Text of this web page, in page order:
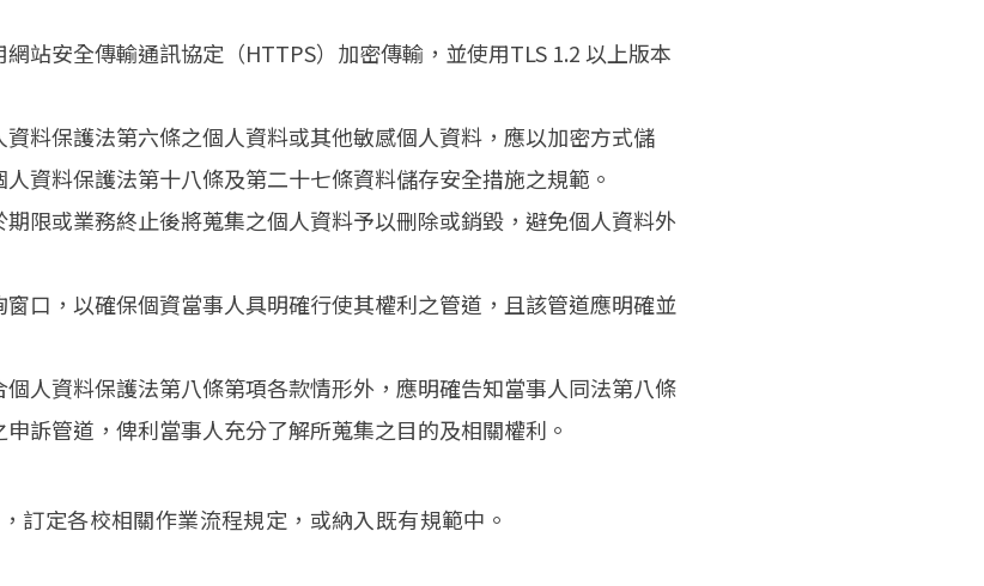
站安全傳輸通訊協定（HTTPS）加密傳輸，並使用TLS 1.2 以上版本
料保護法第六條之個人資料或其他敏感個人資料，應以加密方式儲
資料保護法第十八條及第二十七條資料儲存安全措施之規範。
限或業務終止後將蒐集之個人資料予以刪除或銷毀，避免個人資料外
口，以確保個資當事人具明確行使其權利之管道，且該管道應明確並
人資料保護法第八條第項各款情形外，應明確告知當事人同法第八條
訴管道，俾利當事人充分了解所蒐集之目的及相關權利。
訂定各校相關作業流程規定，或納入既有規範中。